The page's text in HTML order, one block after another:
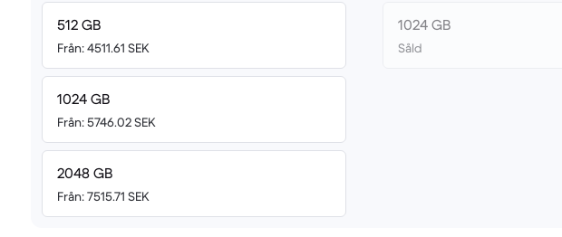
512 GB
Från: 4511.61 SEK
1024 GB
Från: 5746.02 SEK
2048 GB
Från: 7515.71 SEK
1024 GB
Såld